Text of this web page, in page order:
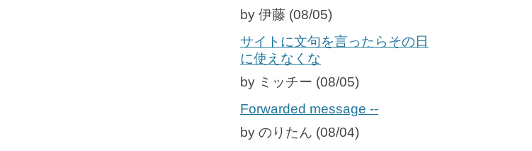
by 伊藤 (08/05)
サイトに文句を言ったらその日
に使えなくな
by ミッチー (08/05)
Forwarded message --
by のりたん (08/04)